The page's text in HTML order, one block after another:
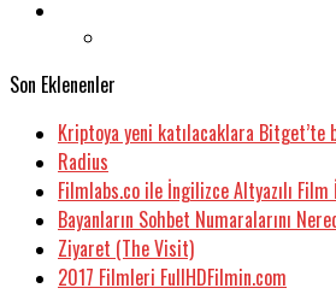
Son Eklenenler
Kriptoya yeni katılacaklara Bitget’te
Radius
Filmlabs.co ile İngilizce Altyazılı Film
Bayanların Sohbet Numaralarını
Ziyaret (The Visit)
2017 Filmleri FullHDFilmin.com